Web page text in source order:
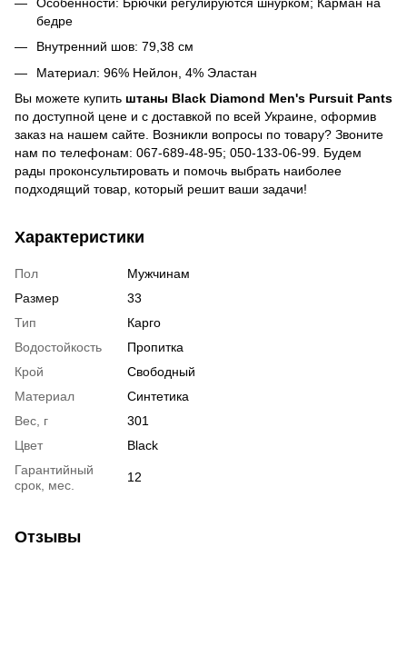
бедре
Внутренний шов: 79,38 см
Материал: 96% Нейлон, 4% Эластан
Вы можете купить штаны Black Diamond Men's Pursuit Pants
по доступной цене и с доставкой по всей Украине, оформив
заказ на нашем сайте. Возникли вопросы по товару? Звоните
нам по телефонам: 067-689-48-95; 050-133-06-99. Будем
рады проконсультировать и помочь выбрать наиболее
подходящий товар, который решит ваши задачи!
Характеристики
Пол
Мужчинам
Размер
33
Тип
Карго
Водостойкость
Пропитка
Крой
Свободный
Материал
Синтетика
Вес, г
301
Цвет
Black
Гарантийный
срок, мес.
12
Отзывы